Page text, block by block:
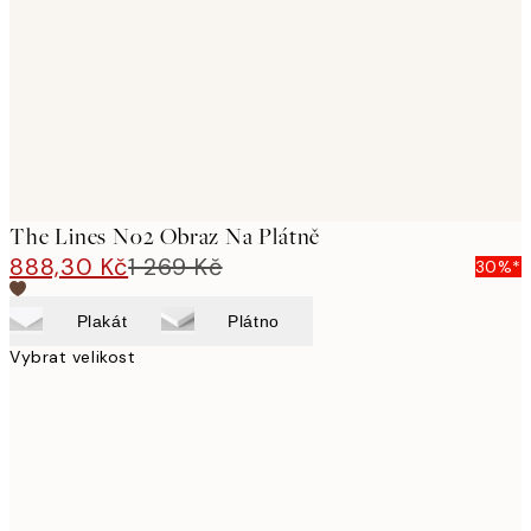
The Lines No2 Obraz Na Plátně
888,30 Kč1 269 Kč 30%*
Plakát Plátno
Vybrat velikost